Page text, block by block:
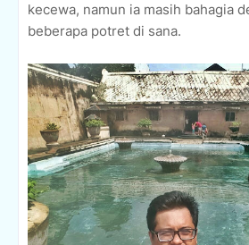
kecewa, namun ia masih bahagia
beberapa potret di sana.